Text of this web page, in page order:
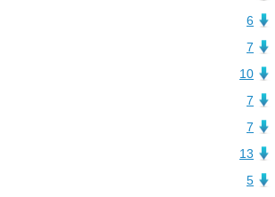
6
7
10
7
7
13
5